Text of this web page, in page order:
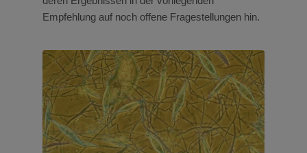
Empfehlung auf noch offene Fragestellungen hin.